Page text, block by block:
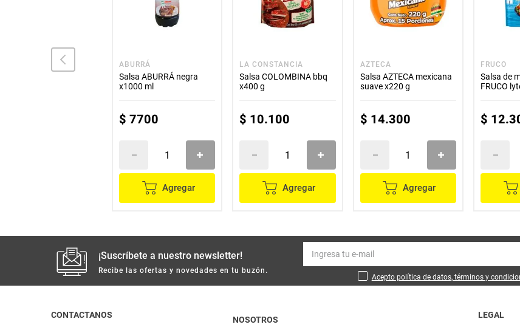
ABURRÁ
Salsa ABURRÁ negra
x1000 ml
$ 7700
Agregar
LA CONSTANCIA
Salsa COLOMBINA bbq
x400 g
$ 10.100
Agregar
AZTECA
Salsa AZTECA mexicana
suave x220 g
$ 14.300
Agregar
FRUCO
Salsa de
FRUCO
$ 12.
¡Suscríbete a nuestro newsletter!
Recibe las ofertas y novedades en tu buzón.
Acepto política de datos, términos y
CONTACTANOS NOSOTROS LEGAL